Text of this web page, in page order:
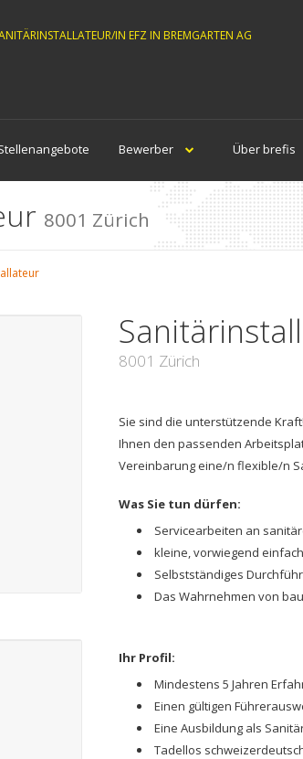
IN EFZ IN BREMGARTEN AG
Bewerber Über brefis
8001 Zürich
8001 Zürich
Sie sind die unterstützende
Ihnen den passenden
Vereinbarung eine/n flexible/n
Was Sie tun dürfen:
Servicearbeiten an
kleine, vorwiegend
Selbstständiges
Das Wahrnehmen von
Ihr Profil:
Mindestens 5 Jahren
Einen gültigen
Eine Ausbildung als
Tadellos